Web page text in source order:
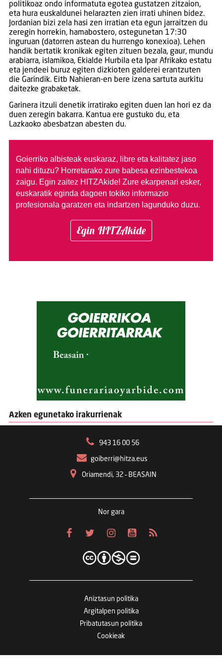
politikoaz ondo informatuta egotea gustatzen zitzaion,
eta hura euskaldunei helarazten zien irrati uhinen bidez.
Jordanian bizi zela hasi zen irratian eta egun jarraitzen du
zeregin horrekin, hamabostero, ostegunetan 17:30
inguruan (datorren astean du hurrengo konexioa). Lehen
handik bertatik kronikak egiten zituen bezala, gaur, mundu
arabiarra, islamikoa, Ekialde Hurbila eta Ipar Afrikako estatu
eta jendeei buruz egiten dizkioten galderei erantzuten
die Garindik. Eitb Nahieran-en bere izena sartuta aurkitu
daitezke grabaketak.
Garinera itzuli denetik irratirako egiten duen lan hori ez da
duen zeregin bakarra. Kantua ere gustuko du, eta
Lazkaoko abesbatzan abesten du.
Goierriko albisteak euskaraz, libre eta kalitatez jaso
nahi dituzu? Horretarako zure babesa ezinbestekoa
zaigu. Egin zaitez HITZAkide! Zure ekarpenari esker,
euskaratik eginda dagoen tokiko informazio
profesionala garatzen eta indartzen lagunduko duzu.
Egin HITZAkide
Azken egunetako irakurrienak
943 16 00 56
goiberri@hitza.eus
Oriamendi, 32 – BEASAIN
Nor gara
Aniztasun politika
Argitalpen politika
Pribatutasun politika
Cookieak